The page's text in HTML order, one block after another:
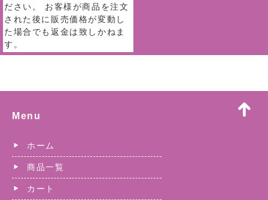
ださい。 お客様が商品を注文
された後に販売価格が変動し
た場合でも返金は致しかねま
す。
Menu
ホーム
商品一覧
カート